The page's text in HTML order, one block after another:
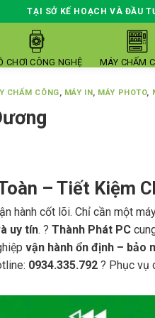
TẠI SỞ KẾ HOẠCH VÀ ĐẦU
CHƠI CÔNG NGHỆ MÁY CHẤM
CHẤM CÔNG, MÁY IN, MÁY PHOTO,
– Tiết Kiệm
hành cốt lõi. Chỉ cần một
uy tín. ? Thành Phát PC
vận hành ổn định – bảo
0934.335.792 ? Phục vụ